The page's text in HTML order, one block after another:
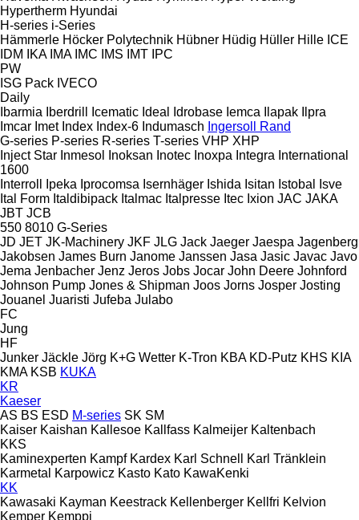
Hypertherm Hyundai
H-series i-Series
Hämmerle Höcker Polytechnik Hübner Hüdig Hüller Hille ICE
IDM
IKA IMA IMC IMS IMT IPC
PW
ISG Pack IVECO
Daily
Ibarmia
Iberdrill Icematic Ideal Idrobase Iemca Ilapak
Ilpra
Imcar Imet Index Index-6 Indumasch Ingersoll Rand
G-series P-series R-series T-series VHP XHP
Inject Star Inmesol Inoksan Inotec Inoxpa Integra International
1600
Interroll
Ipeka Iprocomsa Isernhäger Ishida Isitan Istobal
Isve
Ital Form Italdibipack Italmac Italpresse Itec Ixion JAC JAKA
JBT JCB
550 8010 G-Series
JD JET JK-Machinery JKF JLG Jack Jaeger Jaespa Jagenberg
Jakobsen James Burn Janome Janssen Jasa Jasic Javac Javo
Jema Jenbacher Jenz Jeros Jobs Jocar John Deere Johnford
Johnson Pump Jones & Shipman Joos Jorns Josper Josting
Jouanel Juaristi Jufeba Julabo
FC
Jung
HF
Junker Jäckle Jörg K+G Wetter K-Tron KBA KD-Putz KHS KIA
KMA KSB KUKA
KR
Kaeser
AS BS ESD M-series SK SM
Kaiser Kaishan Kallesoe Kallfass Kalmeijer Kaltenbach
KKS
Kaminexperten Kampf Kardex Karl Schnell
Karl Tränklein
Karmetal
Karpowicz Kasto Kato KawaKenki
KK
Kawasaki Kayman Keestrack Kellenberger Kellfri Kelvion
Kemper Kemppi